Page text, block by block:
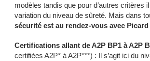
modèles tandis que pour d’autres critères
variation du niveau de sûreté. Mais dans
sécurité est au rendez-vous avec
Certifications allant de A2P BP1 à A2P
certifiées A2P* à A2P***) : Il s’agit ici du